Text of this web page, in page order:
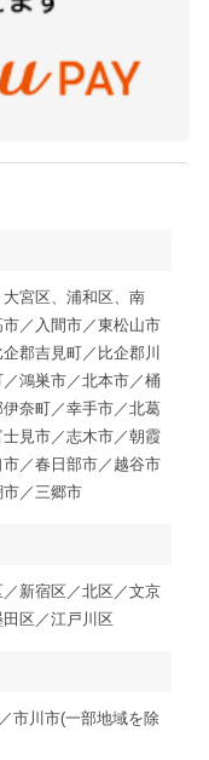
宮区、浦和区、南
／入間市／東松山市
郡吉見町／比企郡川
鴻巣市／北本市／桶
奈町／幸手市／北葛
見市／志木市／朝霞
／春日部市／越谷市
市／三郷市
新宿区／北区／文京
区／江戸川区
市川市(一部地域を除